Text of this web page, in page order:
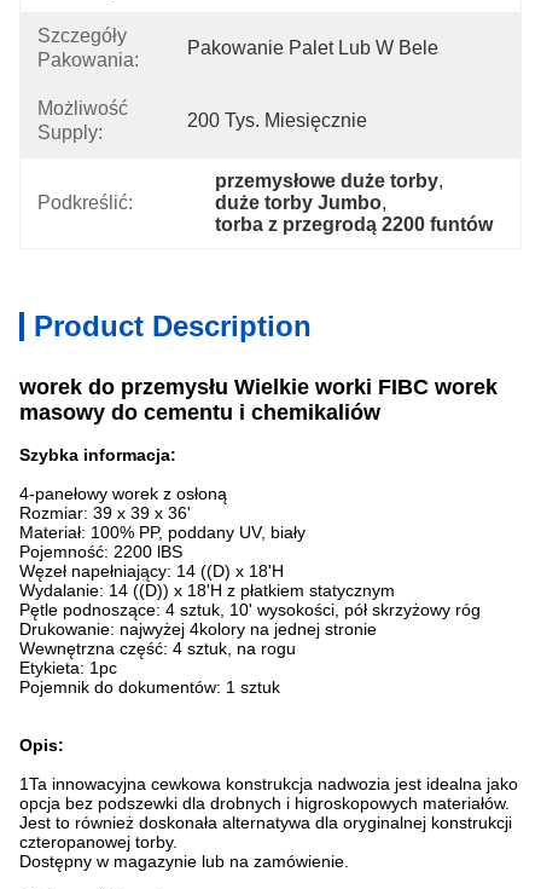
Szczegóły
Pakowania:
Pakowanie Palet Lub W Bele
Możliwość
Supply:
200 Tys. Miesięcznie
Podkreślić:
przemysłowe duże torby,
duże torby Jumbo,
torba z przegrodą 2200 funtów
Product Description
worek do przemysłu Wielkie worki FIBC worek
masowy do cementu i chemikaliów
Szybka informacja:
4-panełowy worek z osłoną
Rozmiar: 39 x 39 x 36'
Materiał: 100% PP, poddany UV, biały
Pojemność: 2200 lBS
Węzeł napełniający: 14 ((D) x 18'H
Wydalanie: 14 ((D)) x 18'H z płatkiem statycznym
Pętle podnoszące: 4 sztuk, 10' wysokości, pół skrzyżowy róg
Drukowanie: najwyżej 4kolory na jednej stronie
Wewnętrzna część: 4 sztuk, na rogu
Etykieta: 1pc
Pojemnik do dokumentów: 1 sztuk
Opis:
1Ta innowacyjna cewkowa konstrukcja nadwozia jest idealna jako
opcja bez podszewki dla drobnych i higroskopowych materiałów.
Jest to również doskonała alternatywa dla oryginalnej konstrukcji
czteropanowej torby.
Dostępny w magazynie lub na zamówienie.